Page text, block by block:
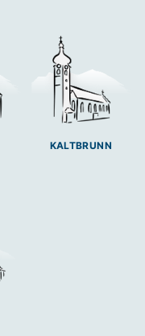
KALTBRUNN